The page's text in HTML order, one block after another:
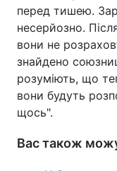
перед тишею.
несерйозно.
вони не
знайдено
розуміють, що
вони будуть
щось".
Вас також